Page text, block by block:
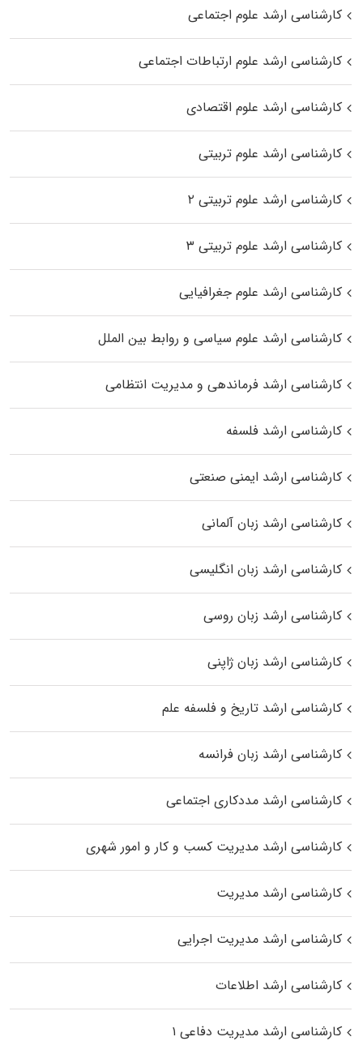
کارشناسی ارشد علوم اجتماعی
کارشناسی ارشد علوم ارتباطات اجتماعی
کارشناسی ارشد علوم اقتصادی
کارشناسی ارشد علوم تربیتی
کارشناسی ارشد علوم تربیتی ۲
کارشناسی ارشد علوم تربیتی ۳
کارشناسی ارشد علوم جغرافیایی
کارشناسی ارشد علوم سیاسی و روابط بین الملل
کارشناسی ارشد فرماندهی و مدیریت انتظامی
کارشناسی ارشد فلسفه
کارشناسی ارشد ایمنی صنعتی
کارشناسی ارشد زبان آلمانی
کارشناسی ارشد زبان انگلیسی
کارشناسی ارشد زبان روسی
کارشناسی ارشد زبان ژاپنی
کارشناسی ارشد تاریخ و فلسفه علم
کارشناسی ارشد زبان فرانسه
کارشناسی ارشد مددکاری اجتماعی
کارشناسی ارشد مدیریت کسب و کار و امور شهری
کارشناسی ارشد مدیریت
کارشناسی ارشد مدیریت اجرایی
کارشناسی ارشد اطلاعات
کارشناسی ارشد مدیریت دفاعی ۱